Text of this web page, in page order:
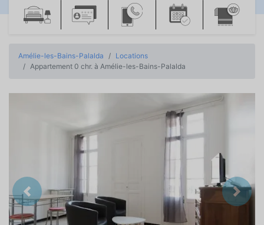
Amélie-les-Bains-Palalda
Locations
Appartement 0 chr. à Amélie-les-Bains-Palalda
Précedent